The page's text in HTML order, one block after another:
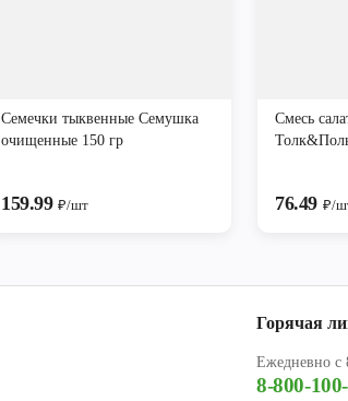
Семечки тыквенные Семушка
очищенные 150 гр
159.99₽/шт
Смесь
76.49 ₽/
Горячая
Ежедневно с
8-800-